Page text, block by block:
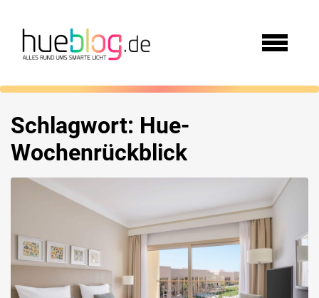
Schlagwort: Hue-
Wochenrückblick